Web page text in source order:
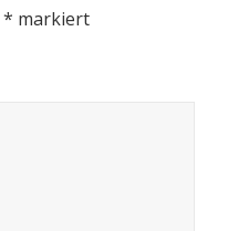
* markiert